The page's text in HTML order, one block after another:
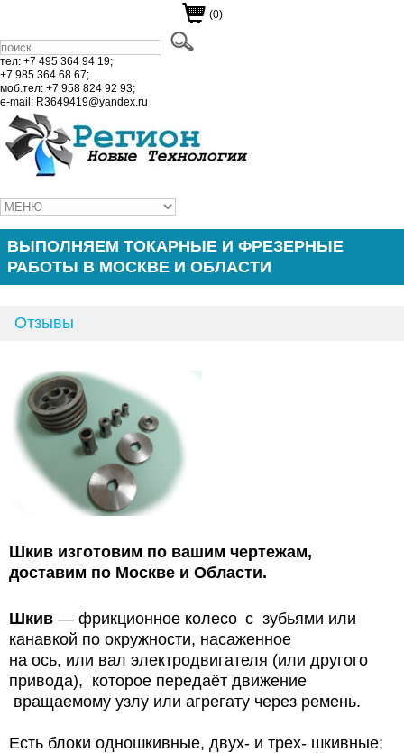
(0)
тел: +7 495 364 94 19;
+7 985 364 68 67;
моб.тел: +7 958 824 92 93;
e-mail: R3649419@yandex.ru
ВЫПОЛНЯЕМ ТОКАРНЫЕ И ФРЕЗЕРНЫЕ
РАБОТЫ В МОСКВЕ И ОБЛАСТИ
Отзывы
Шкив изготовим по вашим чертежам,
доставим по Москве и Области.
Шкив — фрикционное колесо с зубьями или
канавкой по окружности, насаженное
на ось, или вал электродвигателя (или другого
привода), которое передаёт движение
вращаемому узлу или агрегату через ремень.
Есть блоки одношкивные, двух- и трех- шкивные;